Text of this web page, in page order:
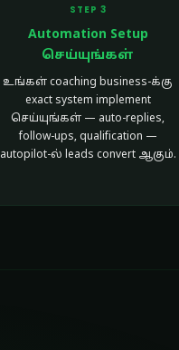
STEP 3
Automation Setup
செய்யுங்கள்
உங்கள் coaching business-க்கு
exact system implement
செய்யுங்கள் — auto-replies,
follow-ups, qualification —
autopilot-ல் leads convert ஆகும்.